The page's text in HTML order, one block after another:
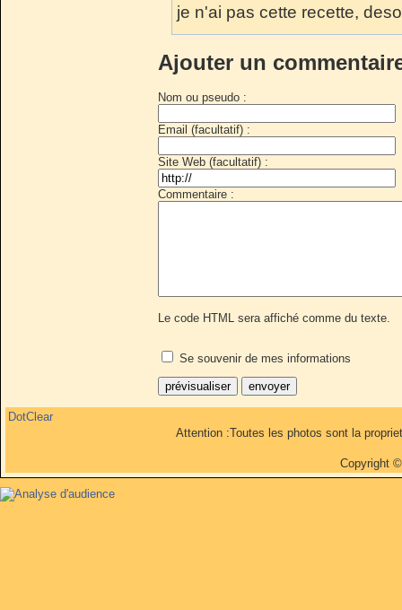
je n'ai pas cette recette,
Ajouter un
Nom ou pseudo :
Email (facultatif) :
Site Web (facultatif) :
Commentaire :
Le code HTML sera affiché comme du texte.
Se souvenir de mes informations
DotClear
Attention :Toutes les photos sont la
Copyright